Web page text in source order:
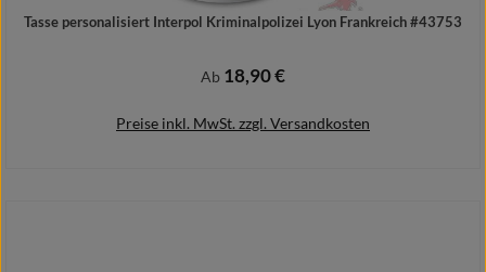
Tasse personalisiert Interpol Kriminalpolizei Lyon Frankreich #43753
Regulärer Preis:
Ab 18,90 €
Preise inkl. MwSt. zzgl. Versandkosten